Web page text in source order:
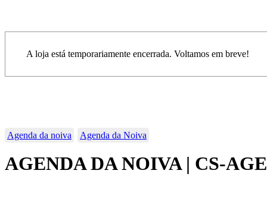
A loja está temporariamente encerrada. Voltamos em breve!
Agenda da noiva Agenda da Noiva
AGENDA DA NOIVA | CS-